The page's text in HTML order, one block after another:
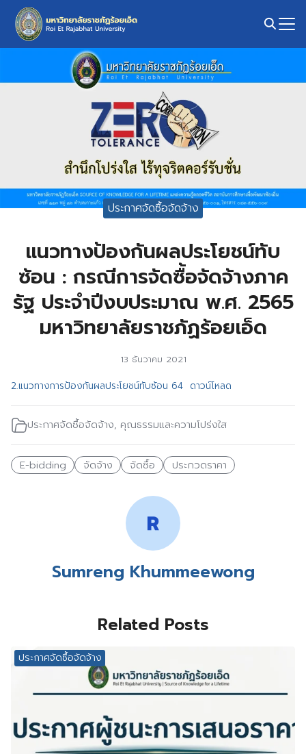
Skip
content
ประกาศจัดซื้อจัดจ้าง
แนวทางป้องกันผลประโยชน์ทับ
ซ้อน : กรณีการจัดซื้อจัดจ้างภาค
รัฐ ประจำปีงบประมาณ พ.ศ. 2565
มหาวิทยาลัยราชภัฏร้อยเอ็ด
13 ธันวาคม 2021
2.แนวทางการป้องกันผลประโยชน์ทับซ้อน 64 ดาวน์โหลด
ประกาศจัดซื้อจัดจ้าง, คุณธรรมและความโปร่งใส
E-bidding จัดจ้าง จัดซื้อ ประกวดราคา
Sumreng Khummeewong
Related Posts
ประกาศจัดซื้อจัดจ้าง